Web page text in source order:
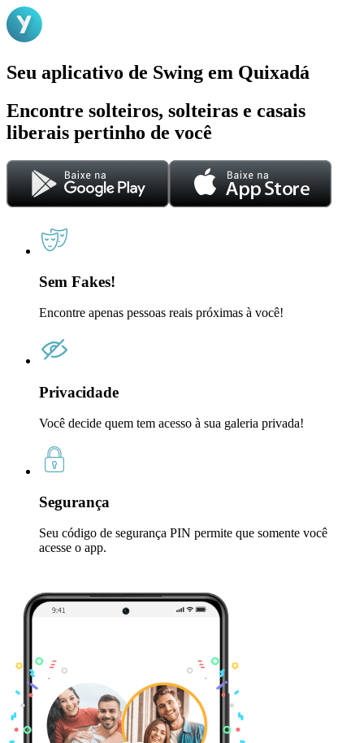
Seu aplicativo de Swing em Quixadá
Encontre solteiros, solteiras e casais
liberais pertinho de você
Sem Fakes!
Encontre apenas pessoas reais próximas à você!
Privacidade
Você decide quem tem acesso à sua galeria privada!
Segurança
Seu código de segurança PIN permite que somente você
acesse o app.